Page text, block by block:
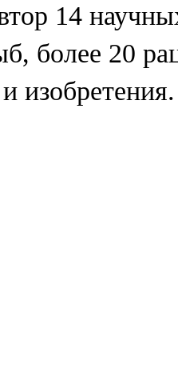
14
более 20
изобретения.